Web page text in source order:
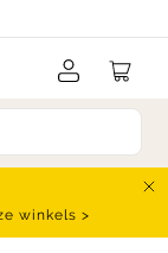
winkels >